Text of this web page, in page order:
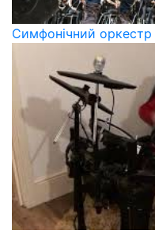
Симфонічний оркестр